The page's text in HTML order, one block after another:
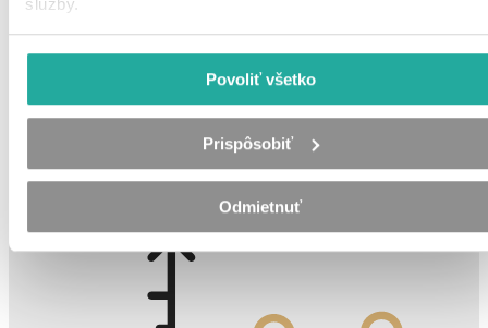
Povoliť všetko
Prispôsobiť
Odmietnuť
MAXIN’S Media & Podcasts
TV a mediálne výstupy spoločnosti